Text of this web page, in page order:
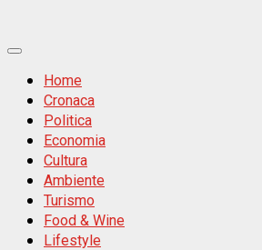
Primäres
MenüHome
Cronaca
Politica
Economia
Cultura
Ambiente
Turismo
Food & Wine
Lifestyle